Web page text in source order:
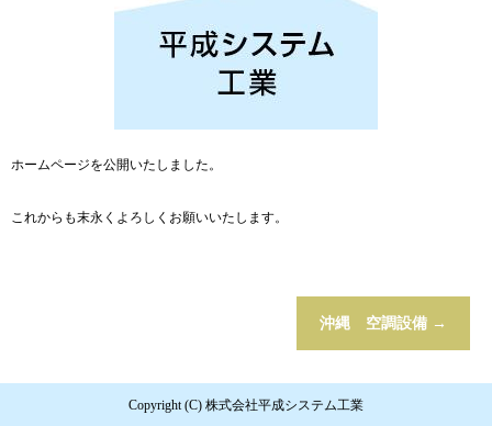
ホームページを公開いたしました。
これからも末永くよろしくお願いいたします。
沖縄 空調設備 →
Copyright (C) 株式会社平成システム工業